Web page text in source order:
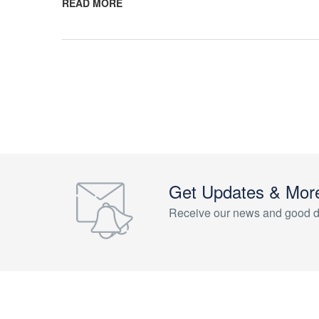
READ MORE
Get Updates &
Receive our news and good